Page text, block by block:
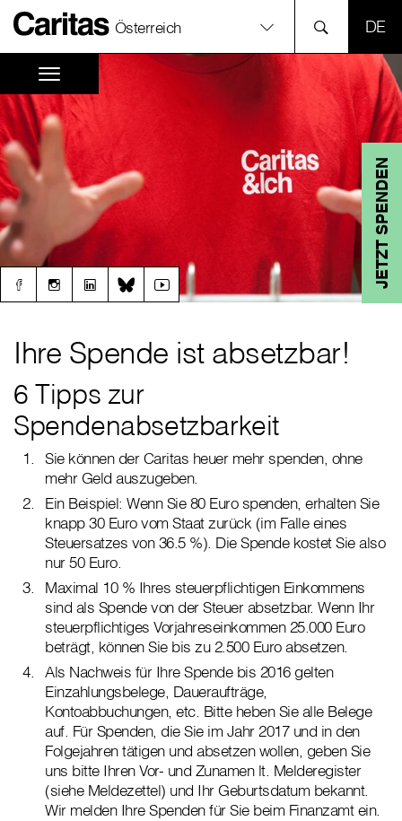
Österreich
JETZT SPENDEN
Ihre Spende ist absetzbar!
6 Tipps zur
Spendenabsetzbarkeit
Sie können der Caritas heuer mehr spenden, ohne
mehr Geld auszugeben.
Ein Beispiel: Wenn Sie 80 Euro spenden, erhalten Sie
knapp 30 Euro vom Staat zurück (im Falle eines
Steuersatzes von 36.5 %). Die Spende kostet Sie also
nur 50 Euro.
Maximal 10 % Ihres steuerpflichtigen Einkommens
sind als Spende von der Steuer absetzbar. Wenn Ihr
steuerpflichtiges Vorjahreseinkommen 25.000 Euro
beträgt, können Sie bis zu 2.500 Euro absetzen.
Als Nachweis für Ihre Spende bis 2016 gelten
Einzahlungsbelege, Daueraufträge,
Kontoabbuchungen, etc. Bitte heben Sie alle Belege
auf. Für Spenden, die Sie im Jahr 2017 und in den
Folgejahren tätigen und absetzen wollen, geben Sie
uns bitte Ihren Vor- und Zunamen lt. Melderegister
(siehe Meldezettel) und Ihr Geburtsdatum bekannt.
Wir melden Ihre Spenden für Sie beim Finanzamt ein.